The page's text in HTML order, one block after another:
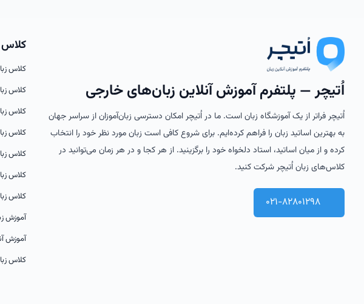
اُتیچر — پلتفرم آموزش آنلاین زبان‌های خارجی
اُتیچر فراتر از یک آموزشگاه زبان است. ما در اُتیچر امکان دسترسی زبان‌آموزان از سراسر جهان
به بهترین اساتید زبان را فراهم کرده‌ایم. برای شروع کافی است زبان مورد نظر خود را انتخاب
کرده و از میان اساتید، استاد دلخواه خود را برگزینید. از هر کجا و در هر زمان می‌توانید در
کلاس‌های زبان اُتیچر شرکت کنید.
021-82801298
کلاس
کلاس
کلاس
کلاس
کلاس
کلاس
کلاس
کلاس
آموزش
آموزش
کلاس